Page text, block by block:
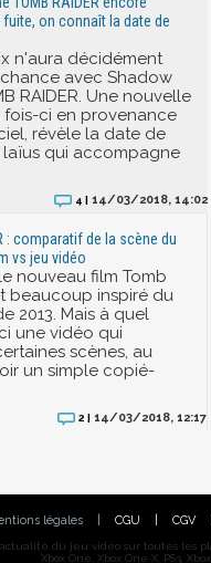
on connaît la date de
n'aura décidément
avec Shadow
RAIDER. Une nouvelle
fois-ci en provenance
révèle la date de
laïus qui accompagne
4 | 14/03/2018, 14:02
: comparatif de la scène du
vs jeu vidéo
nouveau film Tomb
beaucoup inspiré du
2013. Mais à quel
une vidéo qui
scènes, au
un simple copié-
2 | 14/03/2018, 12:17
légales CGU CGV
du jeu vidéo sur toutes les
Xbox One, Xbox One X, PS3,